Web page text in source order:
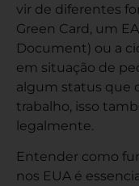
vir de diferentes
Green Card, um
Document) ou a
em situação de
algum status que
trabalho, isso
legalmente.
Entender como
nos EUA é